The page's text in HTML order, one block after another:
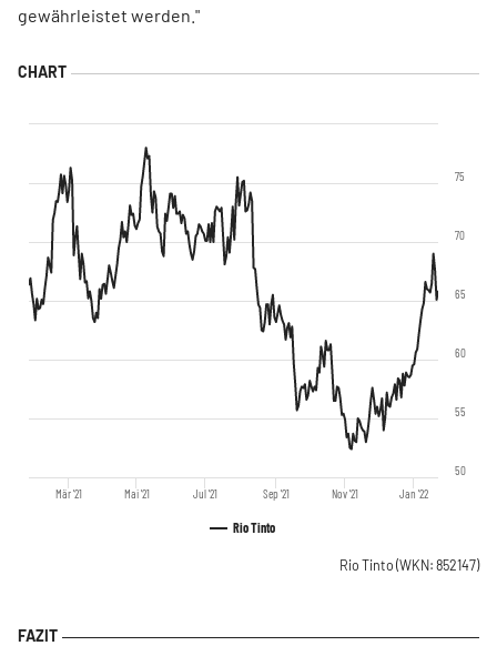
gewährleistet werden."
Rio Tinto
Mär '21 Mai '21 Jul '21 Sep '21 Nov '21 Jan '22
50
55
60
65
70
75
Rio Tinto (WKN: 852147)